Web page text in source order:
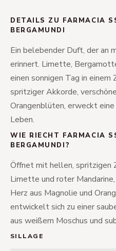
DETAILS ZU FARMACIA
BERGAMUNDI
Ein belebender Duft, der an
erinnert. Limette,
einen sonnigen Tag in einem
spritziger Akkorde,
Orangenblüten, erweckt
Leben.
WIE RIECHT FARMACIA
BERGAMUNDI?
Öffnet mit hellen, spritzigen
Limette und roter
Herz aus Magnolie und
entwickelt sich zu einer
aus weißem Moschus und
SILLAGE